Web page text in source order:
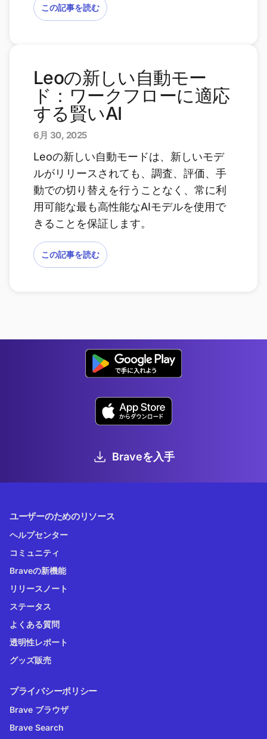
この記事を読む
Leoの新しい自動モー
ド：ワークフローに適応
する賢いAI
6月 30, 2025
Leoの新しい自動モードは、新しいモデ
ルがリリースされても、調査、評価、手
動での切り替えを行うことなく、常に利
用可能な最も高性能なAIモデルを使用で
きることを保証します。
この記事を読む
Braveを入手
ユーザーのためのリソース
ヘルプセンター
コミュニティ
Braveの新機能
リリースノート
ステータス
よくある質問
透明性レポート
グッズ販売
プライバシーポリシー
Brave ブラウザ
Brave Search